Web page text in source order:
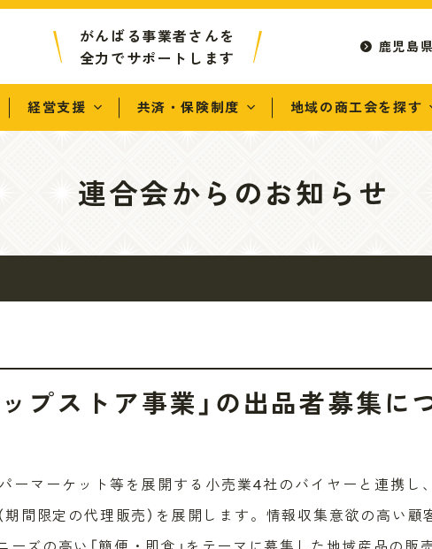
がんばる事業者さんを
全力でサポートします
鹿児島
経営支援 共済・保険制度 地域の商工会を探す
連合会からのお知らせ
ップストア事業」の出品者募集に
ーマーケット等を展開する小売業4社のバイヤーと連携し
期間限定の代理販売）を展開します。情報収集意欲の高い顧